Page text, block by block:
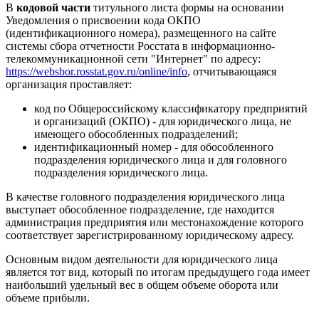
В кодовой части титульного листа формы на основании
Уведомления о присвоении кода ОКПО
(идентификационного номера), размещенного на сайте
системы сбора отчетности Росстата в информационно-
телекоммуникационной сети "Интернет" по адресу:
https://websbor.rosstat.gov.ru/online/info, отчитывающаяся
организация проставляет:
код по Общероссийскому классификатору предприятий
и организаций (ОКПО) - для юридического лица, не
имеющего обособленных подразделений;
идентификационный номер - для обособленного
подразделения юридического лица и для головного
подразделения юридического лица.
В качестве головного подразделения юридического лица
выступает обособленное подразделение, где находится
администрация предприятия или местонахождение которого
соответствует зарегистрированному юридическому адресу.
Основным видом деятельности для юридического лица
является тот вид, который по итогам предыдущего года имеет
наибольший удельный вес в общем объеме оборота или
объеме прибыли.